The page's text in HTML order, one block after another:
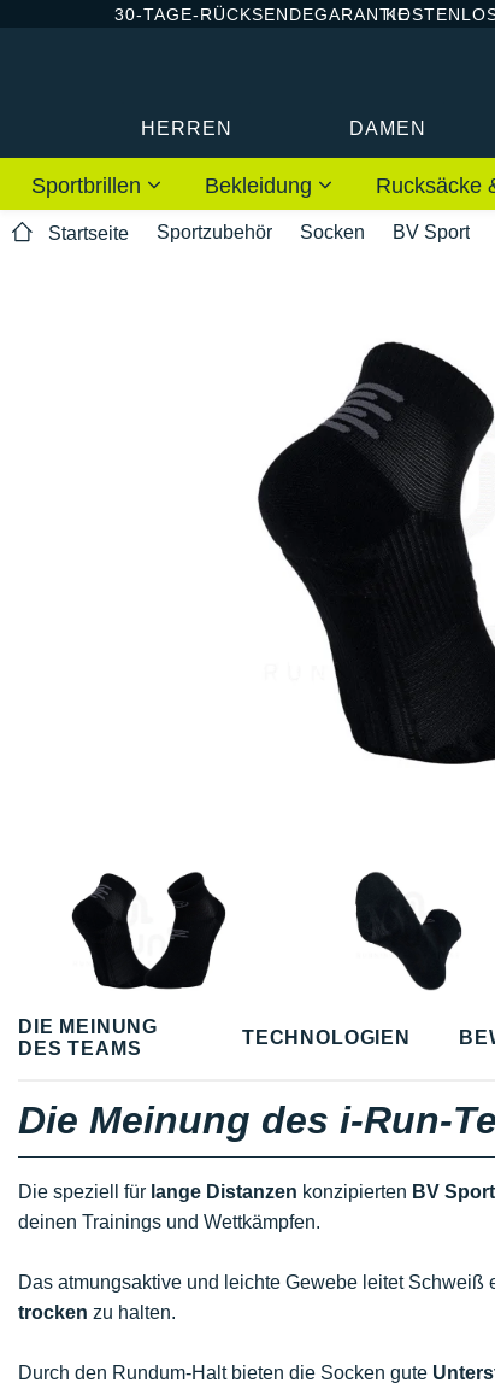
30-TAGE-RÜCKSENDEGARANTIE
HERREN DAMEN
Sportbrillen Bekleidung Rucksäcke
Startseite Sportzubehör Socken BV Sport
DIE MEINUNG
DES TEAMS
TECHNOLOGIEN
Die Meinung des i-Run-
Die speziell für lange Distanzen konzipierten BV
deinen Trainings und Wettkämpfen.
Das atmungsaktive und leichte Gewebe leitet
trocken zu halten.
Durch den Rundum-Halt bieten die Socken gute